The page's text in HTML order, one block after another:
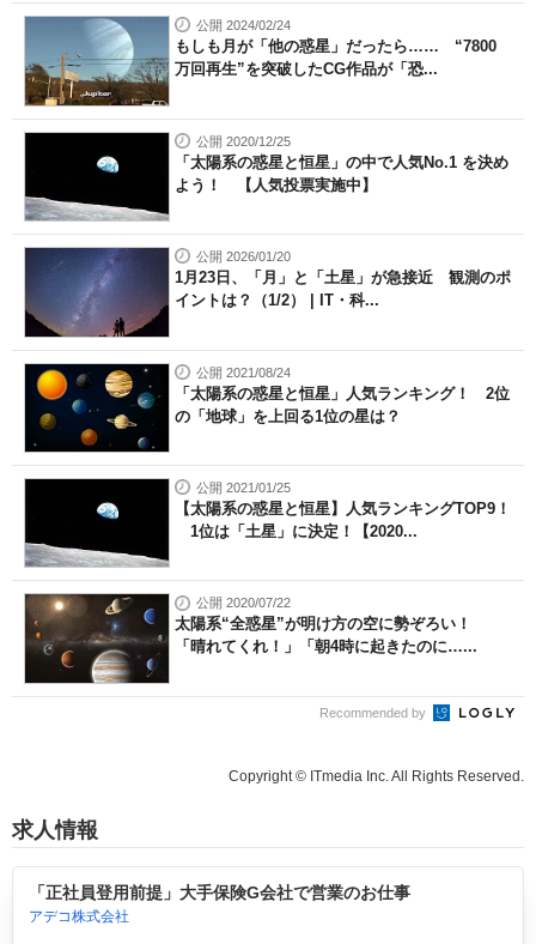
公開 2024/02/24
もしも月が「他の惑星」だったら…… “7800
万回再生”を突破したCG作品が「恐...
公開 2020/12/25
「太陽系の惑星と恒星」の中で人気No.1 を決め
よう！ 【人気投票実施中】
公開 2026/01/20
1月23日、「月」と「土星」が急接近 観測のポ
イントは？（1/2） | IT・科...
公開 2021/08/24
「太陽系の惑星と恒星」人気ランキング！ 2位
の「地球」を上回る1位の星は？
公開 2021/01/25
【太陽系の惑星と恒星】人気ランキングTOP9！
1位は「土星」に決定！【2020...
公開 2020/07/22
太陽系“全惑星”が明け方の空に勢ぞろい！
「晴れてくれ！」「朝4時に起きたのに…...
Recommended by
Copyright © ITmedia Inc. All Rights Reserved.
求人情報
「正社員登用前提」大手保険G会社で営業のお仕事
アデコ株式会社